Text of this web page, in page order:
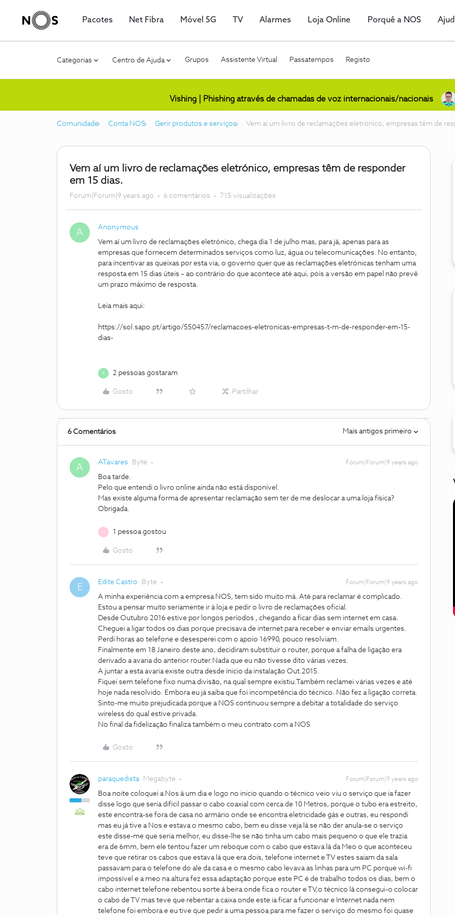
Pacotes Net Fibra Móvel 5G TV Alarmes Loja Online Porquê a NOS
Categorias Centro de Ajuda Grupos Assistente Virtual Passatempos Registo
Vishing | Phishing através de chamadas de voz internacionais/nacionais
Comunidade Conta NOS Gerir produtos e serviços Vem aí um livro de reclamações eletrónico, empresas têm de
Vem aí um livro de reclamações eletrónico, empresas têm de responder
em 15 dias.
Forum|Forum|9 years ago 6 comentários 715 visualizações
A Anonymous
Vem aí um livro de reclamações eletrónico, chega dia 1 de julho mas, para já, apenas para as
empresas que fornecem determinados serviços como luz, água ou telecomunicações. No entanto,
para incentivar as queixas por esta via, o governo quer que as reclamações eletrónicas tenham uma
resposta em 15 dias úteis – ao contrário do que acontece até aqui, pois a versão em papel não prevê
um prazo máximo de resposta.
Leia mais aqui:
https://sol.sapo.pt/artigo/550457/reclamacoes-eletronicas-empresas-t-m-de-responder-em-15-
dias-
A 2 pessoas gostaram
Gosto Partilhar
6 Comentários Mais antigos primeiro
A ATavares Byte Forum|Forum|9 years ago
Boa tarde.
Pelo que entendi o livro online ainda não está disponível.
Mas existe alguma forma de apresentar reclamação sem ter de me deslocar a uma loja física?
Obrigada.
M 1 pessoa gostou
Gosto
E Edite Castro Byte Forum|Forum|9 years ago
A minha experiência com a empresa NOS, tem sido muito má. Até para reclamar é complicado.
Estou a pensar muito seriamente ir à loja e pedir o livro de reclamações oficial.
Desde Outubro 2016 estive por longos períodos , chegando a ficar dias sem internet em casa.
Cheguei a ligar todos os dias porque precisava de internet para receber e enviar emails urgentes.
Perdi horas ao telefone e desesperei com o apoio 16990, pouco resolviam.
Finalmente em 18 Janeiro deste ano, decidiram substituir o router, porque a falha de ligação era
derivado a avaria do anterior router.Nada que eu não tivesse dito várias vezes.
A juntar a esta avaria existe outra desde ínicio da instalação Out.2015.
Fiquei sem telefone fixo numa divisão, na qual sempre existiu.Também reclamei várias vezes e até
hoje nada resolvido. Embora eu já saiba que foi incompetência do técnico. Não fez a ligação correta.
Sinto-me muito prejudicada porque a NOS continuou sempre a debitar a totalidade do serviço
wireless do qual estive privada.
No final da fidelização finaliza também o meu contrato com a NOS
Gosto
paraquedista Megabyte Forum|Forum|9 years ago
Boa noite coloquei a Nos á um dia e logo no inicio quando o técnico veio viu o serviço que ia fazer
disse logo que seria difícil passar o cabo coaxial com cerca de 10 Metros, porque o tubo era estreito,
este encontra-se fora de casa no armário onde se encontra eletricidade gás e outras, eu respondi
mas eu já tive a Nos e estava o mesmo cabo, bem eu disse veja lá se não der anula-se o serviço
este disse-me que seria melhor, eu disse-lhe se não tinha um cabo mais pequeno o que ele trazia
era de 6mm, bem ele tentou fazer um reboque com o cabo que estava lá da Meo o que aconteceu
teve que retirar os cabos que estava lá que era dois, telefone internet e TV estes saiam da sala
passavam para o telefone do ale da casa e o mesmo cabo levava as linhas para um PC porque wi-fi
impossível e a meo na altura fez essa adaptação porque este PC é de trabalho todos os dias, bem o
cabo internet telefone rebentou sorte á beira onde fica o router e TV,o técnico lá consegui-o colocar
o cabo de TV mas teve que rebentar a caixa onde este ia ficar a funcionar e Internet nada nem
telefone foi embora e eu tive que pedir a uma pessoa para me fazer o serviço do mesmo foi quase